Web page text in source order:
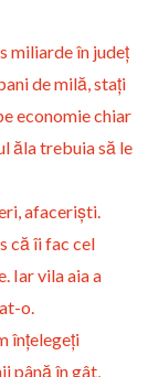
miliarde în județ
de milă, stați
economie chiar
ăla trebuia să le
afaceriști.
că îi fac cel
Iar vila aia a
o.
înțelegeți
până în gât,